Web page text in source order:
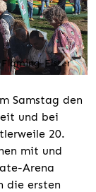
Elster
Samstag den
und bei
20.
mit und
Arena
die ersten